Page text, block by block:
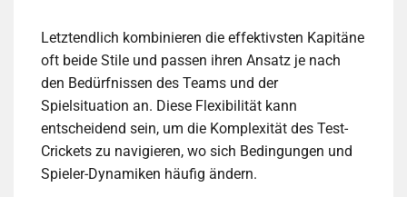
Letztendlich kombinieren die effektivsten Kapitäne
oft beide Stile und passen ihren Ansatz je nach
den Bedürfnissen des Teams und der
Spielsituation an. Diese Flexibilität kann
entscheidend sein, um die Komplexität des Test-
Crickets zu navigieren, wo sich Bedingungen und
Spieler-Dynamiken häufig ändern.